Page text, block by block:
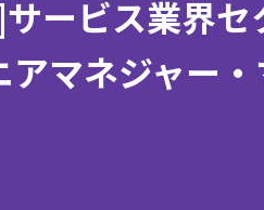
ービス業界セ
アマネジャー